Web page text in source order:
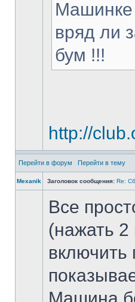
Машинке
вряд ли
бум !!!
http://
Перейти в форум Перейти в тему
Mexanik Заголовок сообщения: Re:
Все
(нажать 2
включить